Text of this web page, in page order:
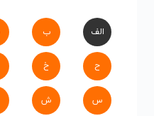
الف ب
ح خ
س ش